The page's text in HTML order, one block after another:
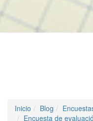
Inicio Blog
Encuesta de